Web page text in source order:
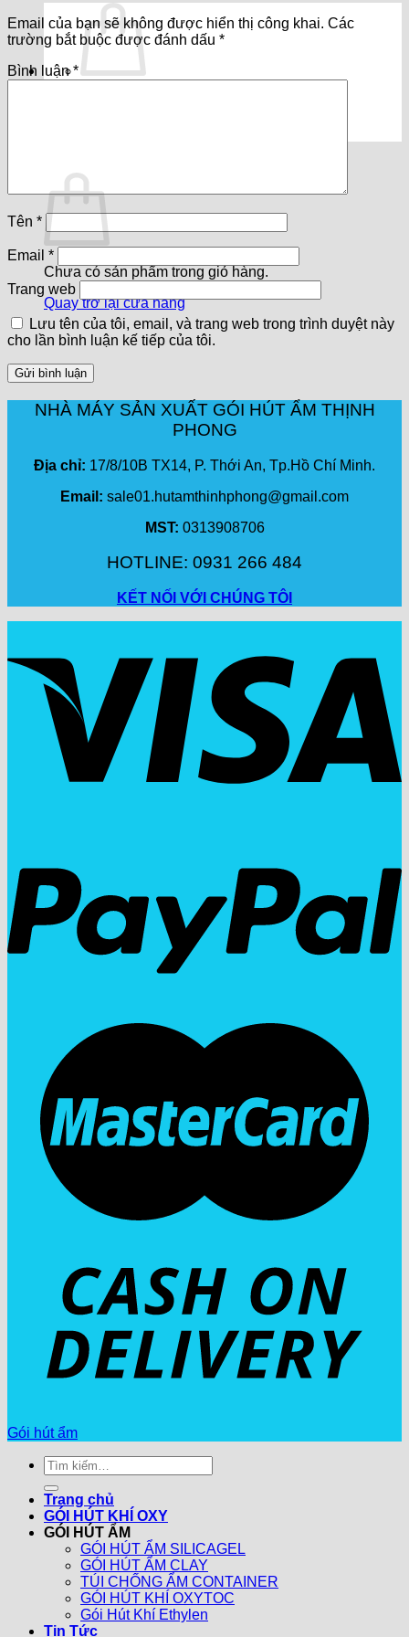
Chưa có sản phẩm trong giỏ hàng.
Quay trở lại cửa hàng
Email của bạn sẽ không được hiển thị công khai. Các
trường bắt buộc được đánh dấu *
Bình luận*
Tên *
Email *
Trang web
Lưu tên của tôi, email, và trang web trong trình duyệt này
cho lần bình luận kế tiếp của tôi.
NHÀ MÁY SẢN XUẤT GÓI HÚT ẨM THỊNH
PHONG
Địa chỉ: 17/8/10B TX14, P. Thới An, Tp.Hồ Chí Minh.
Email: sale01.hutamthinhphong@gmail.com
MST: 0313908706
HOTLINE: 0931 266 484
KẾT NỐI VỚI CHÚNG TÔI
Gói hút ẩm
Tìm
kiếm:
Trang chủ
GÓI HÚT KHÍ OXY
GÓI HÚT ẨM
GÓI HÚT ẨM SILICAGEL
GÓI HÚT ẨM CLAY
TÚI CHỐNG ẨM CONTAINER
GÓI HÚT KHÍ OXYTOC
Gói Hút Khí Ethylen
Tin Tức